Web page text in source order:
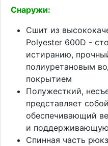
Снаружи:
Сшит из
Polyester 600D -
истиранию,
полиуретановым
покрытием
Полужесткий,
представляет
обеспечивающий
и
Спинная часть